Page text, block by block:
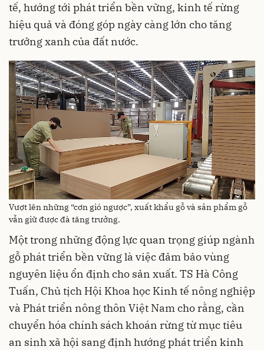
tế, hướng tới phát triển bền vững, kinh tế rừng
hiệu quả và đóng góp ngày càng lớn cho tăng
trưởng xanh của đất nước.
Vượt lên những “cơn gió ngược”, xuất khẩu gỗ và sản phẩm gỗ
vẫn giữ được đà tăng trưởng.
Một trong những động lực quan trọng giúp ngành
gỗ phát triển bền vững là việc đảm bảo vùng
nguyên liệu ổn định cho sản xuất. TS Hà Công
Tuấn, Chủ tịch Hội Khoa học Kinh tế nông nghiệp
và Phát triển nông thôn Việt Nam cho rằng, cần
chuyển hóa chính sách khoán rừng từ mục tiêu
an sinh xã hội sang định hướng phát triển kinh